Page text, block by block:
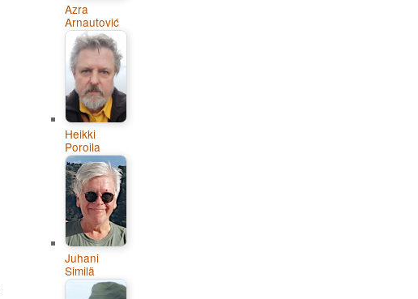
Azra
Arnautović
Heikki
Poroila
Juhani
Similä